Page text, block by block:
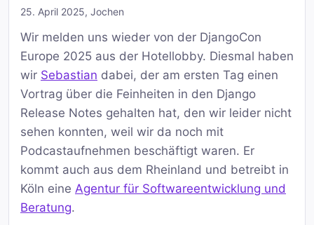
25. April 2025, Jochen
Wir melden uns wieder von der DjangoCon
Europe 2025 aus der Hotellobby. Diesmal haben
wir Sebastian dabei, der am ersten Tag einen
Vortrag über die Feinheiten in den Django
Release Notes gehalten hat, den wir leider nicht
sehen konnten, weil wir da noch mit
Podcastaufnehmen beschäftigt waren. Er
kommt auch aus dem Rheinland und betreibt in
Köln eine Agentur für Softwareentwicklung und
Beratung.